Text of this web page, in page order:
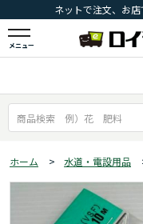
ネットで注文、お
メニュー
ホーム > 水道・電設用品